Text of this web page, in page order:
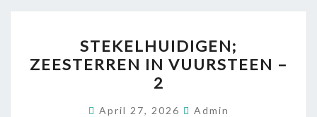
ZEESTERREN
IN
VUURSTEEN
–
STEKELHUIDIGEN;
ZEESTERREN IN VUURSTEEN –
2
April 27, 2026 Admin